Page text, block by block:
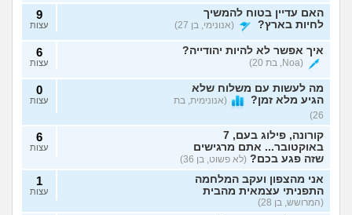
האם עדיין בטוח להמשיך
לחיות בארץ?
(אנונימי, בן 27)
9
עצות
איך אפשר לא להיות יהודייה?
(Noa, בת 20)
6
עצות
מה לעשות עם משלוח שלא
הגיע מלא זמן?
(אנונימית, בת
26)
0
עצות
קורונה, פילוג בעם, 7
באוקטובר... אתם מרגישים
שזה פגע בכם? (לא פשוט, בן 36)
6
עצות
אני מהצפון ועקב המלחמה
התפניתי עצמאית מהבית
(המרושש, בן 28)
1
עצות